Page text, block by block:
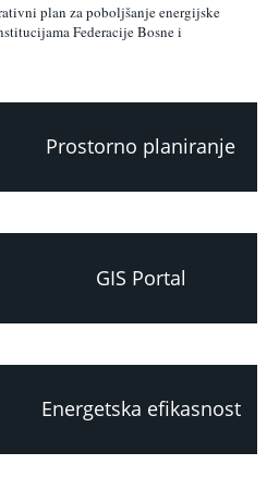
plan za poboljšanje energijske
Federacije Bosne i
Prostorno planiranje
GIS Portal
Energetska efikasnost